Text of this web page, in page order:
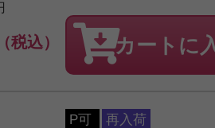
税込） カートに
P可 再入荷